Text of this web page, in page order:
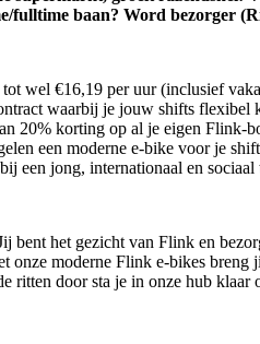
fulltime baan? Word bezorger
wel €16,19 per uur (inclusief
waarbij je jouw shifts flexibel
20% korting op al je eigen Flink-
een moderne e-bike voor je
een jong, internationaal en sociaal
bent het gezicht van Flink en
onze moderne Flink e-bikes breng
ritten door sta je in onze hub